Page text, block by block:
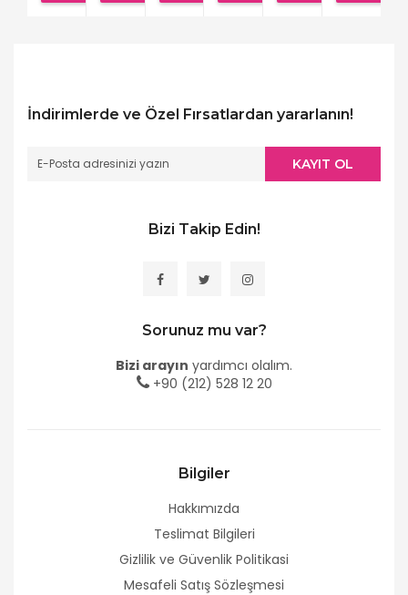
İndirimlerde ve Özel Fırsatlardan yararlanın!
KAYIT OL
Bizi Takip Edin!
Sorunuz mu var?
Bizi arayın yardımcı olalım.
+90 (212) 528 12 20
Bilgiler
Hakkımızda
Teslimat Bilgileri
Gizlilik ve Güvenlik Politikasi
Mesafeli Satış Sözleşmesi